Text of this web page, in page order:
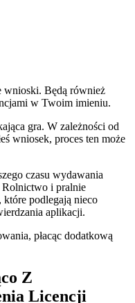
wnioski. Będą również
w Twoim imieniu.
gra. W zależności od
wniosek, proces ten może
czasu wydawania
Rolnictwo i pralnie
podlegają nieco
aplikacji.
płacąc dodatkową
Z
Licencji